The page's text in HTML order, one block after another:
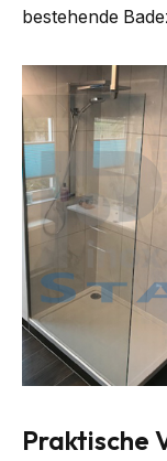
bestehende
Praktische